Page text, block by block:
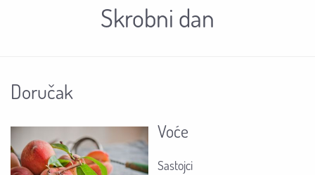
Skrobni dan
Doručak
Voće
Sastojci